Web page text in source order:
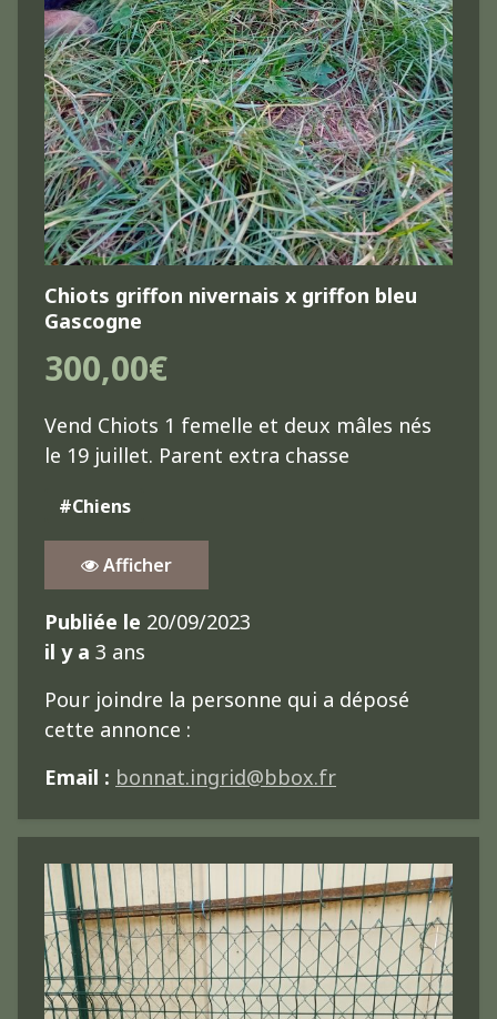
Chiots griffon nivernais x griffon bleu
Gascogne
300,00€
Vend Chiots 1 femelle et deux mâles nés
le 19 juillet. Parent extra chasse
#Chiens
Afficher
Publiée le 20/09/2023
il y a 3 ans
Pour joindre la personne qui a déposé
cette annonce :
Email : bonnat.ingrid@bbox.fr